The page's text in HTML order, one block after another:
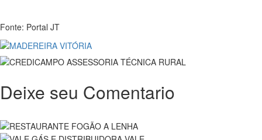
Fonte: Portal JT
Deixe seu Comentario